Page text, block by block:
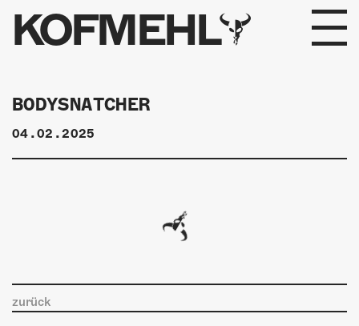
KOFMEHL
PROGRAMM
FABRIKGEFLÜSTER
GALERIE
INFOS
BODYSNATCHER
04.02.2025
zurück